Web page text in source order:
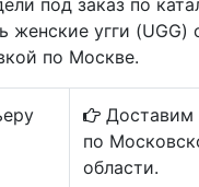
под заказ по
женские угги (UGG)
по Москве.
по
области.